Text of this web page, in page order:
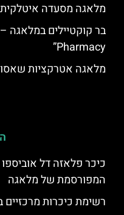
מלאגה מסעדה
Pharmacy”
מלאגה אטרקציות
המפורסמת של מלאגה
רשימת כיכרות